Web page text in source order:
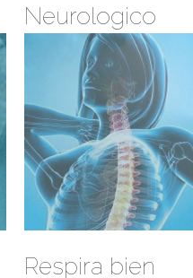
Neurologico
Respira bien